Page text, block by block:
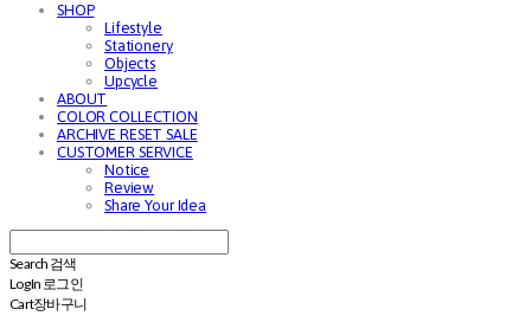
SHOP
Lifestyle
Stationery
Objects
Upcycle
ABOUT
COLOR COLLECTION
ARCHIVE RESET SALE
CUSTOMER SERVICE
Notice
Review
Share Your Idea
Search 검색
Log In 로그인
Cart장바구니